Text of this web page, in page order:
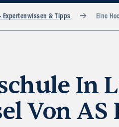
Expertenwissen & Tipps Eine
In
Von